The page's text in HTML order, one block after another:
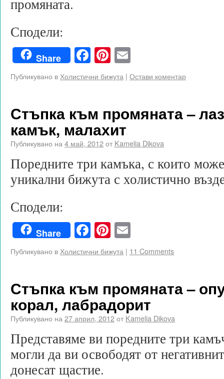
промяната.
Сподели:
Share Facebook
Pinterest
Публикувано в Холистични бижута | Остави коментар
Стъпка към промяната –
камък, малахит
Публикувано на 4 май, 2012от Kamelia Dikova
Поредните три камъка, с които
уникални бижута с холистично
Сподели:
Share Facebook
Pinterest
Публикувано в Холистични бижута | 11 Comments
Стъпка към промяната –
корал, лабрадорит
Публикувано на 27 април, 2012от Kamelia Dikova
Представяме ви поредните три
могли да ви освободят от
донесат щастие.